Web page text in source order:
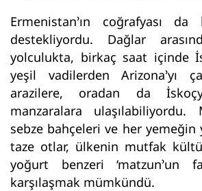
Ermenistan’ın coğrafyası
destekliyordu. Dağlar
yolculukta, birkaç saat içinde
yeşil vadilerden Arizona’yı
arazilere, oradan da
manzaralara ulaşılabiliyordu.
sebze bahçeleri ve her yemeğin
taze otlar, ülkenin mutfak
yoğurt benzeri ‘matzun’un
karşılaşmak mümkündü.